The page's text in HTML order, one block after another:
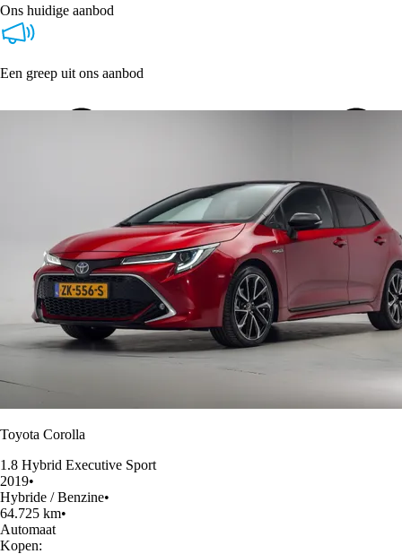
Ons huidige aanbod
Een greep uit ons aanbod
Toyota Corolla
1.8 Hybrid Executive Sport
2019•
Hybride / Benzine•
64.725 km•
Automaat
Kopen: